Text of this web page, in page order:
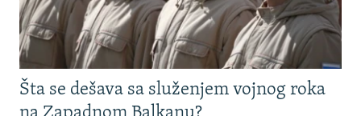
Šta se dešava sa služenjem vojnog roka